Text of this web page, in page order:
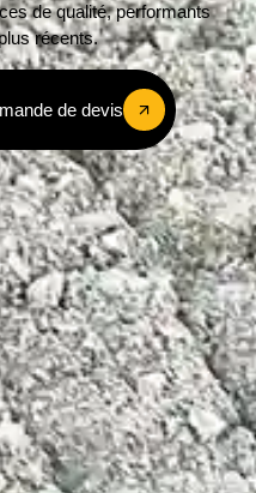
de qualité, performants
récents.
de devis